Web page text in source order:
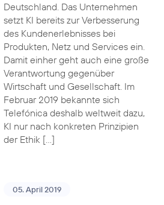
Deutschland. Das Unternehmen
setzt KI bereits zur Verbesserung
des Kundenerlebnisses bei
Produkten, Netz und Services ein.
Damit einher geht auch eine große
Verantwortung gegenüber
Wirtschaft und Gesellschaft. Im
Februar 2019 bekannte sich
Telefónica deshalb weltweit dazu,
KI nur nach konkreten Prinzipien
der Ethik […]
05. April 2019